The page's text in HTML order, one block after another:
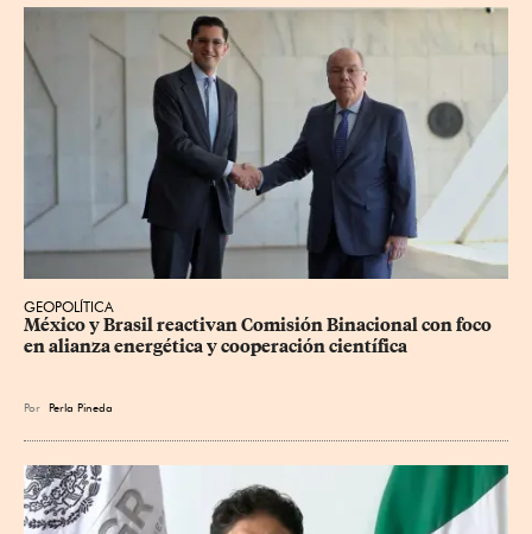
GEOPOLÍTICA
México y Brasil reactivan Comisión Binacional con foco
en alianza energética y cooperación científica
Por Perla Pineda